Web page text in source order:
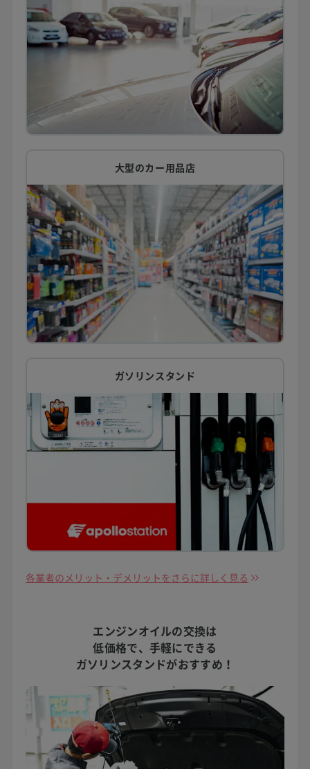
大型のカー用品店
ガソリンスタンド
各業者のメリット・デメリットをさらに詳しく見る
エンジンオイルの交換は
低価格で、 手軽にできる
ガソリンスタンドがおすすめ！